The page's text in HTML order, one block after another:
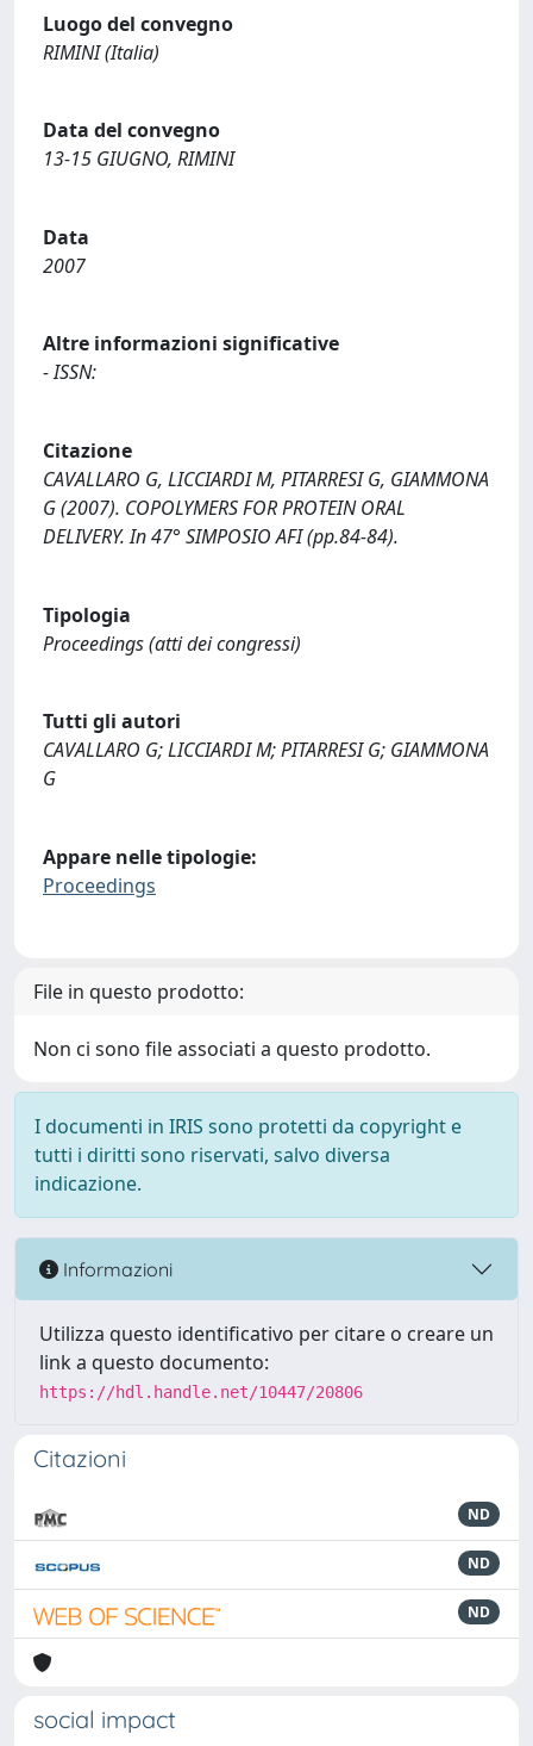
Luogo del convegno
RIMINI (Italia)
Data del convegno
13-15 GIUGNO, RIMINI
Data
2007
Altre informazioni significative
- ISSN:
Citazione
CAVALLARO G, LICCIARDI M, PITARRESI G, GIAMMONA
G (2007). COPOLYMERS FOR PROTEIN ORAL
DELIVERY. In 47° SIMPOSIO AFI (pp.84-84).
Tipologia
Proceedings (atti dei congressi)
Tutti gli autori
CAVALLARO G; LICCIARDI M; PITARRESI G; GIAMMONA
G
Appare nelle tipologie:
Proceedings
File in questo prodotto:
Non ci sono file associati a questo prodotto.
I documenti in IRIS sono protetti da copyright e
tutti i diritti sono riservati, salvo diversa
indicazione.
Informazioni
Utilizza questo identificativo per citare o creare un
link a questo documento:
https://hdl.handle.net/10447/20806
Citazioni
ND
ND
ND
social impact